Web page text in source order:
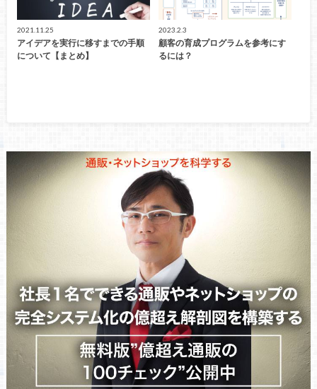
2021.11.25
アイデアを実行に移すまでの手順
について【まとめ】
2023.2.3
顧客の育成プログラムを参考にす
るには？